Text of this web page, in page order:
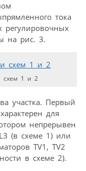
тока
регулировочных
на рис. 3.
схем 1 и 2
участка. Первый
для
непрерывен
(в схеме 1) или
TV1, TV2
в схеме 2).